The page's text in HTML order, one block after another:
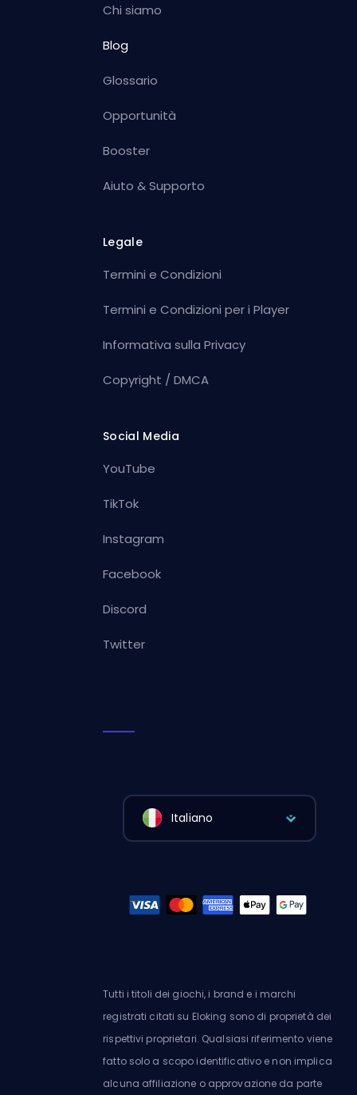
Chi siamo
Blog
Glossario
Opportunità
Booster
Aiuto & Supporto
Legale
Termini e Condizioni
Termini e Condizioni per i Player
Informativa sulla Privacy
Copyright / DMCA
Social Media
YouTube
TikTok
Instagram
Facebook
Discord
Twitter
Italiano
Tutti i titoli dei giochi, i brand e i marchi
registrati citati su Eloking sono di proprietà dei
rispettivi proprietari. Qualsiasi riferimento viene
fatto solo a scopo identificativo e non implica
alcuna affiliazione o approvazione da parte